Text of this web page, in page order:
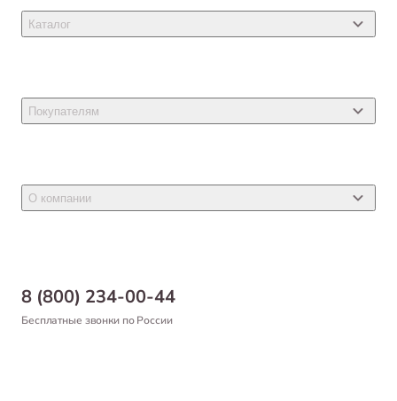
8 (800) 234-00-44
Бесплатные звонки по России
Каталог
Товары для собак
Товары для птиц
Покупателям
Новости
Самовывоз
Оформление заказа
О компании
Благотворительный фонд